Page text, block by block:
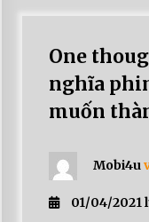
One
nghĩa
muốn
Mobi4u
01/04/2021